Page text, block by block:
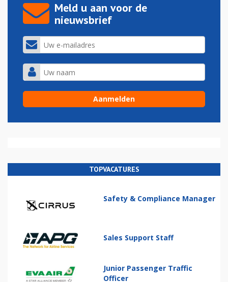
Meld u aan voor de
nieuwsbrief
TOPVACATURES
Safety & Compliance Manager
Sales Support Staff
Junior Passenger Traffic
Officer